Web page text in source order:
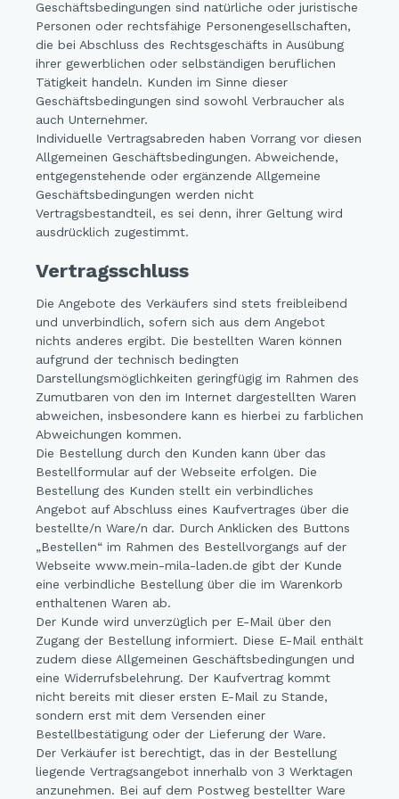
Geschäftsbedingungen sind natürliche oder juristische
Personen oder rechtsfähige Personengesellschaften,
die bei Abschluss des Rechtsgeschäfts in Ausübung
ihrer gewerblichen oder selbständigen beruflichen
Tätigkeit handeln. Kunden im Sinne dieser
Geschäftsbedingungen sind sowohl Verbraucher als
auch Unternehmer.
Individuelle Vertragsabreden haben Vorrang vor diesen
Allgemeinen Geschäftsbedingungen. Abweichende,
entgegenstehende oder ergänzende Allgemeine
Geschäftsbedingungen werden nicht
Vertragsbestandteil, es sei denn, ihrer Geltung wird
ausdrücklich zugestimmt.
Vertragsschluss
Die Angebote des Verkäufers sind stets freibleibend
und unverbindlich, sofern sich aus dem Angebot
nichts anderes ergibt. Die bestellten Waren können
aufgrund der technisch bedingten
Darstellungsmöglichkeiten geringfügig im Rahmen des
Zumutbaren von den im Internet dargestellten Waren
abweichen, insbesondere kann es hierbei zu farblichen
Abweichungen kommen.
Die Bestellung durch den Kunden kann über das
Bestellformular auf der Webseite erfolgen. Die
Bestellung des Kunden stellt ein verbindliches
Angebot auf Abschluss eines Kaufvertrages über die
bestellte/n Ware/n dar. Durch Anklicken des Buttons
„Bestellen“ im Rahmen des Bestellvorgangs auf der
Webseite www.mein-mila-laden.de gibt der Kunde
eine verbindliche Bestellung über die im Warenkorb
enthaltenen Waren ab.
Der Kunde wird unverzüglich per E-Mail über den
Zugang der Bestellung informiert. Diese E-Mail enthält
zudem diese Allgemeinen Geschäftsbedingungen und
eine Widerrufsbelehrung. Der Kaufvertrag kommt
nicht bereits mit dieser ersten E-Mail zu Stande,
sondern erst mit dem Versenden einer
Bestellbestätigung oder der Lieferung der Ware.
Der Verkäufer ist berechtigt, das in der Bestellung
liegende Vertragsangebot innerhalb von 3 Werktagen
anzunehmen. Bei auf dem Postweg bestellter Ware